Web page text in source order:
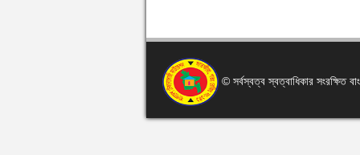
© সর্বস্বত্ব স্বত্বাধিকার সংরক্ষিত